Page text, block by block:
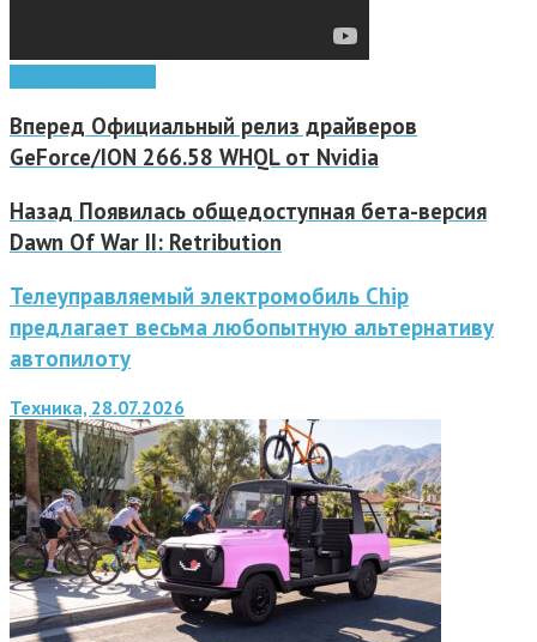
Вперед Официальный релиз драйверов
GeForce/ION 266.58 WHQL от Nvidia
Назад Появилась общедоступная бета-версия
Dawn Of War II: Retribution
Телеуправляемый электромобиль Chip
предлагает весьма любопытную альтернативу
автопилоту
Техника, 28.07.2026